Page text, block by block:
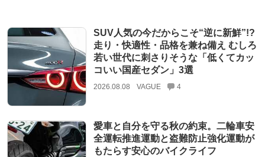
SUV人気の今だからこそ“逆に新鮮”!?
走り・快適性・品格を兼ね備え むしろ
若い世代に刺さりそうな「低くてカッ
コいい国産セダン」3選
2026.08.08 VAGUE 4
愛車と自分を守る秋の約束。二輪車安
全運転推進運動と盗難防止強化運動が
もたらす安心のバイクライフ